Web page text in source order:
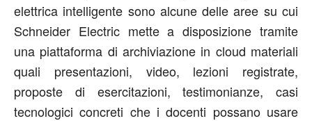
elettrica intelligente sono alcune delle aree su cui
Schneider Electric mette a disposizione tramite
una piattaforma di archiviazione in cloud materiali
quali presentazioni, video, lezioni registrate,
proposte di esercitazioni, testimonianze, casi
tecnologici concreti che i docenti possano usare